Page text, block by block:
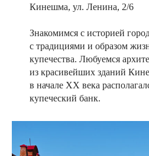
Кинешма, ул. Ленина, 2/6
Знакомимся с историей
с традициями и образом
купечества. Любуемся
из красивейших зданий
в начале XX века
купеческий банк.